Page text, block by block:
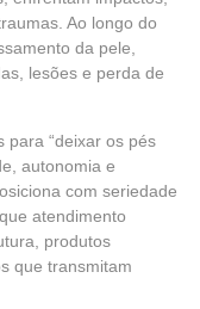
Ao longo do
da pele,
lesões e perda de
para “deixar os pés
autonomia e
com seriedade
atendimento
produtos
que transmitam